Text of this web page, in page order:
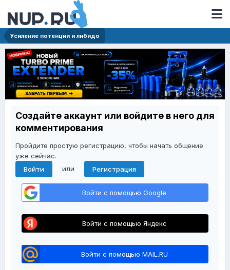
Усиление потенции и либидо
Создайте аккаунт или войдите в него для
комментирования
Пройдите простую регистрацию, чтобы начать общение
уже сейчас.
Войти
или Регистрация
Войти с помощью Google
Войти с помощью Яндекс
Войти с помощью MAIL.RU